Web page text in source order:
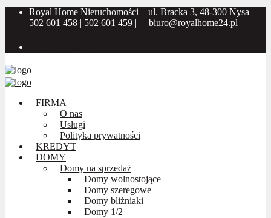
Royal Home Nieruchomości
ul. Bracka 3, 48-300 Nysa
502 601 458 | 502 601 459 | biuro@royalhome24.pl
FIRMA
O nas
Usługi
Polityka prywatności
KREDYT
DOMY
Domy na sprzedaż
Domy wolnostojące
Domy szeregowe
Domy bliźniaki
Domy 1/2